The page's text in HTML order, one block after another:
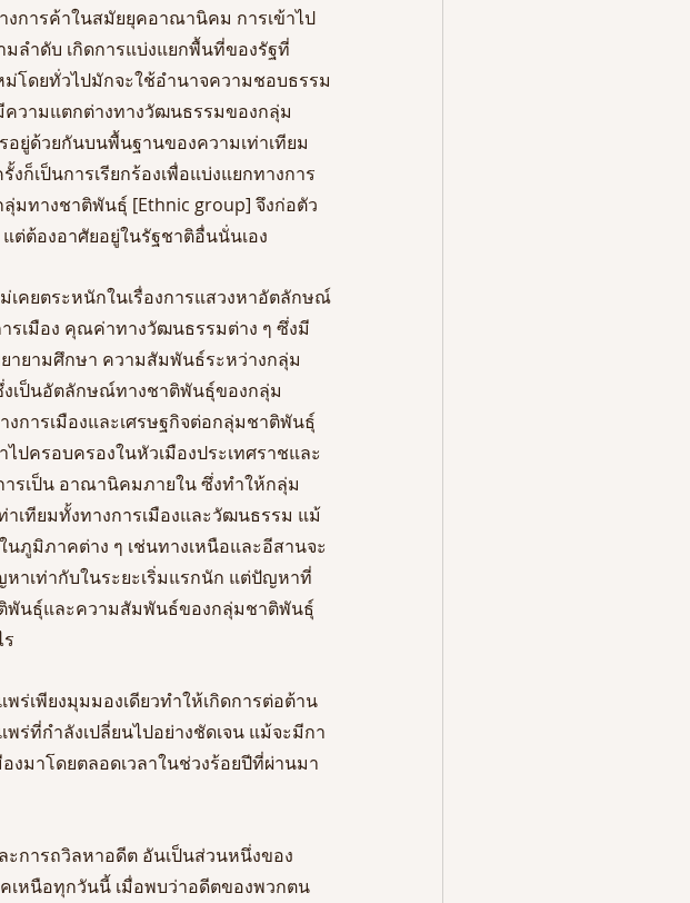
งการค้าในสมัยยุคอาณานิคม การเข้าไป
ลำดับ เกิดการแบ่งแยกพื้นที่ของรัฐที่
โดยทั่วไปมักจะใช้อำนาจความชอบธรรม
วามแตกต่างทางวัฒนธรรมของกลุ่ม
อยู่ด้วยกันบนพื้นฐานของความเท่าเทียม
ก็เป็นการเรียกร้องเพื่อแบ่งแยกทางการ
มทางชาติพันธุ์ [Ethnic group] จึงก่อตัว
ต้องอาศัยอยู่ในรัฐชาติอื่นนั่นเอง
เคยตระหนักในเรื่องการแสวงหาอัตลักษณ์
เมือง คุณค่าทางวัฒนธรรมต่าง ๆ ซึ่งมี
ยามศึกษา ความสัมพันธ์ระหว่างกลุ่ม
เป็นอัตลักษณ์ทางชาติพันธุ์ของกลุ่ม
การเมืองและเศรษฐกิจต่อกลุ่มชาติพันธุ์
ปครอบครองในหัวเมืองประเทศราชและ
รเป็น อาณานิคมภายใน ซึ่งทำให้กลุ่ม
เทียมทั้งทางการเมืองและวัฒนธรรม แม้
ภูมิภาคต่าง ๆ เช่นทางเหนือและอีสานจะ
าเท่ากับในระยะเริ่มแรกนัก แต่ปัญหาที่
พันธุ์และความสัมพันธ์ของกลุ่มชาติพันธุ์
ร่เพียงมุมมองเดียวทำให้เกิดการต่อต้าน
ที่กำลังเปลี่ยนไปอย่างชัดเจน แม้จะมีกา
มาโดยตลอดเวลาในช่วงร้อยปีที่ผ่านมา
การถวิลหาอดีต อันเป็นส่วนหนึ่งของ
เหนือทุกวันนี้ เมื่อพบว่าอดีตของพวกตน